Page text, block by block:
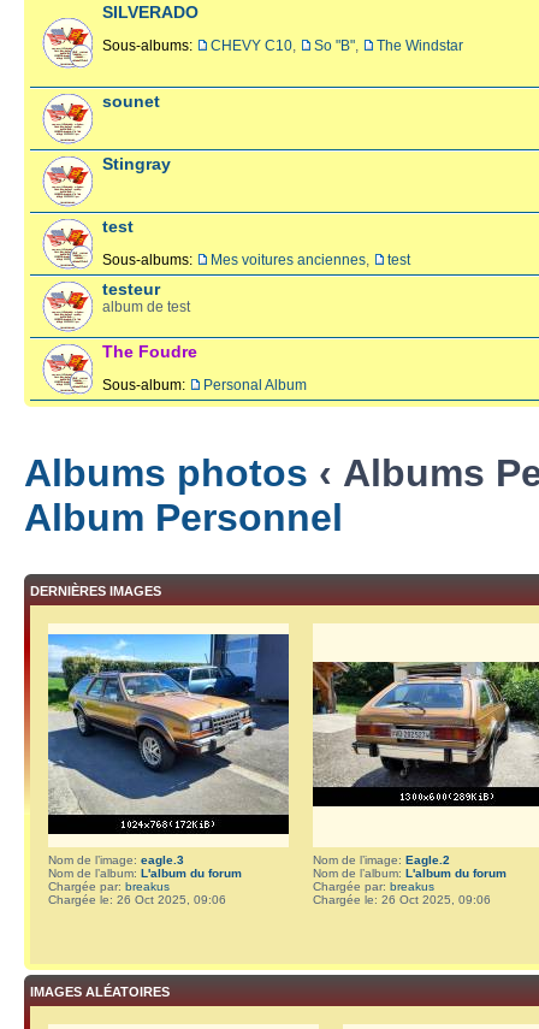
SILVERADO
Sous-albums: CHEVY C10 So "B" The Windstar
sounet
Stingray
test
Sous-albums: Mes voitures anciennes test
testeur
album de test
The Foudre
Sous-album: Personal Album
Albums photos ‹ Albums
Album Personnel
DERNIÈRES IMAGES
Nom de l’image: eagle.3
Nom de l’album: L'album du forum
Chargée par: breakus
Chargée le: 26 Oct 2025, 09:06
Nom de l’image: Eagle.2
Nom de l’album: L'album du forum
Chargée par: breakus
Chargée le: 26 Oct 2025, 09:06
IMAGES ALÉATOIRES